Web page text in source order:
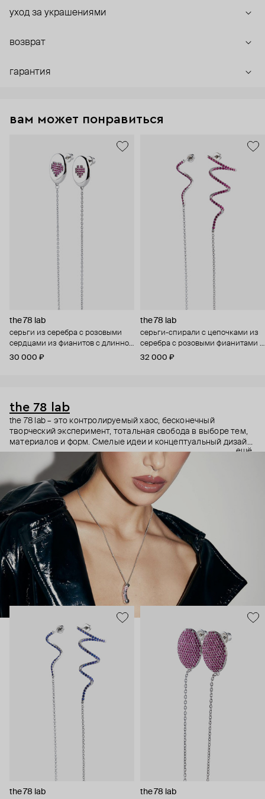
уход за украшениями
возврат
гарантия
вам может понравиться
the 78 lab
серьги из серебра с розовыми
сердцами из фианитов с длинной
цепочкой
30 000 ₽
the 78 lab
серьги-спирали с цепочками из
серебра с розовыми фианитами с
длинной цепочкой
32 000 ₽
the 78 lab
the 78 lab – это контролируемый хаос, бесконечный
творческий эксперимент, тотальная свобода в выборе тем,
материалов и форм. Смелые идеи и концептуальный дизайн
the 78 lab вызывают вопросы: как? зачем? где найти?
Последняя коллекция the 78 lab – погружение в мир из
романов Виктора Пелевина, в котором люди размножаются
с помощью нейрострапонов, а мозг живет отдельно от тела.
Украшения – находки, добытые в этом путешествии.
ещё
the 78 lab the 78 lab